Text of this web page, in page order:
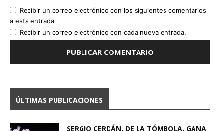
Recibir un correo electrónico con los siguientes comentarios
a esta entrada.
Recibir un correo electrónico con cada nueva entrada.
ÚLTIMAS PUBLICACIONES
SERGIO CERDÁN, DE LA TÓMBOLA, GANA